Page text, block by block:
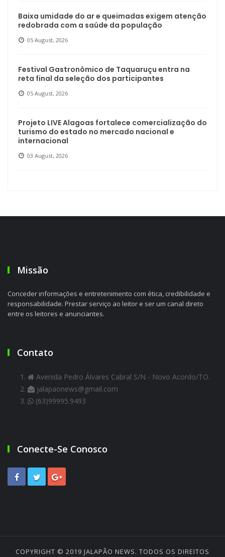
Baixa umidade do ar e queimadas exigem atenção
redobrada com a saúde da população
05 August, 2026
Festival Gastronômico de Taquaruçu entra na
reta final da seleção dos participantes
05 August, 2026
Projeto LIVE Alagoas fortalece comercialização do
turismo do estado no mercado nacional e
internacional
03 August, 2026
Missão
Conceder informações e entretenimento com ética, credibilidade e
responsabilidade. Prestar serviço ao leitor e ser um canal direto
entre os leitores e anunciantes.
Contato
Avenida Pedro Álvares Cabral S/N - Novo Acordo/TO.
jalapaonews@gmail.com
(63)99995.9493
Conecte-Se Conosco
COPYRIGHT © 2019 JALAPÃO NEWS. TODOS OS DIREITOS